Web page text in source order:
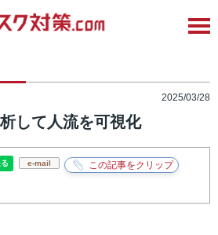
2025/03/28
して人流を可視化
e-mail